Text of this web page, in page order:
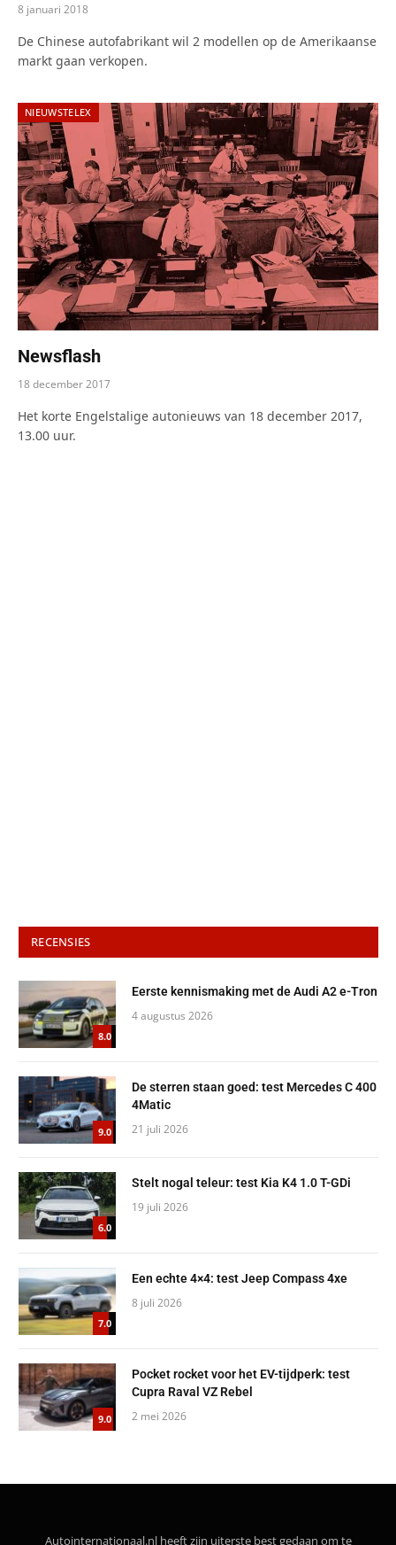
8 januari 2018
De Chinese autofabrikant wil 2 modellen op de Amerikaanse
markt gaan verkopen.
NIEUWSTELEX
Newsflash
18 december 2017
Het korte Engelstalige autonieuws van 18 december 2017,
13.00 uur.
RECENSIES
8.0
Eerste kennismaking met de Audi A2 e-Tron
4 augustus 2026
9.0
De sterren staan goed: test Mercedes C 400
4Matic
21 juli 2026
6.0
Stelt nogal teleur: test Kia K4 1.0 T-GDi
19 juli 2026
7.0
Een echte 4×4: test Jeep Compass 4xe
8 juli 2026
9.0
Pocket rocket voor het EV-tijdperk: test
Cupra Raval VZ Rebel
2 mei 2026
Autointernationaal.nl heeft zijn uiterste best gedaan om te